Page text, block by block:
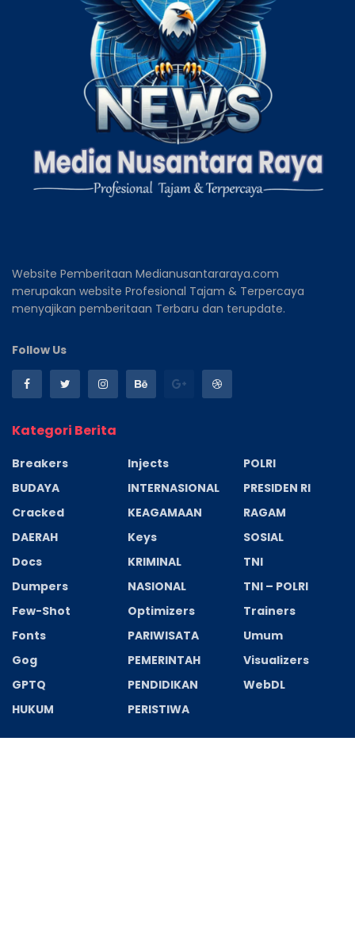
Website Pemberitaan Medianusantararaya.com
merupakan website Profesional Tajam & Terpercaya
menyajikan pemberitaan Terbaru dan terupdate.
Follow Us
Kategori Berita
Breakers
BUDAYA
Cracked
DAERAH
Docs
Dumpers
Few-Shot
Fonts
Gog
GPTQ
HUKUM
Injects
INTERNASIONAL
KEAGAMAAN
Keys
KRIMINAL
NASIONAL
Optimizers
PARIWISATA
PEMERINTAH
PENDIDIKAN
PERISTIWA
POLRI
PRESIDEN RI
RAGAM
SOSIAL
TNI
TNI – POLRI
Trainers
Umum
Visualizers
WebDL